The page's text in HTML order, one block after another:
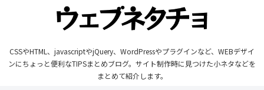
CSSやHTML、javascriptやjQuery、WordPressやプラグインなど、WEBデザイ
ンにちょっと便利なTIPSまとめブログ。サイト制作時に見つけた小ネタなどを
まとめて紹介します。